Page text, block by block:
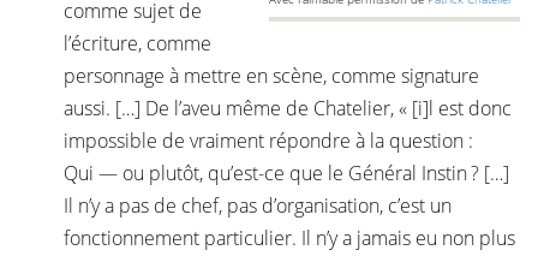
comme sujet de
l’écriture, comme
personnage à mettre en scène, comme signature
aussi. […] De l’aveu même de Chatelier, « [i]l est donc
impossible de vraiment répondre à la question :
Qui — ou plutôt, qu’est-ce que le Général Instin ? […]
Il n’y a pas de chef, pas d’organisation, c’est un
fonctionnement particulier. Il n’y a jamais eu non plus